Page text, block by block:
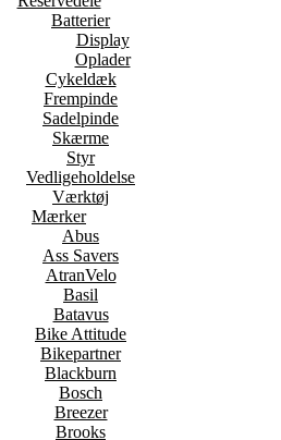
Batterier
Display
Oplader
Cykeldæk
Frempinde
Sadelpinde
Skærme
Styr
Vedligeholdelse
Værktøj
Mærker
Abus
Ass Savers
AtranVelo
Basil
Batavus
Bike Attitude
Bikepartner
Blackburn
Bosch
Breezer
Brooks